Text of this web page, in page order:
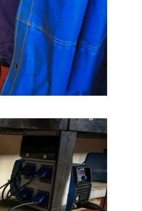
Cultura Noticias
Casa del Tango: noche
clases gratuitas y tarde de